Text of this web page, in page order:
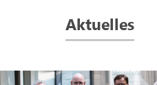
Aktuelles